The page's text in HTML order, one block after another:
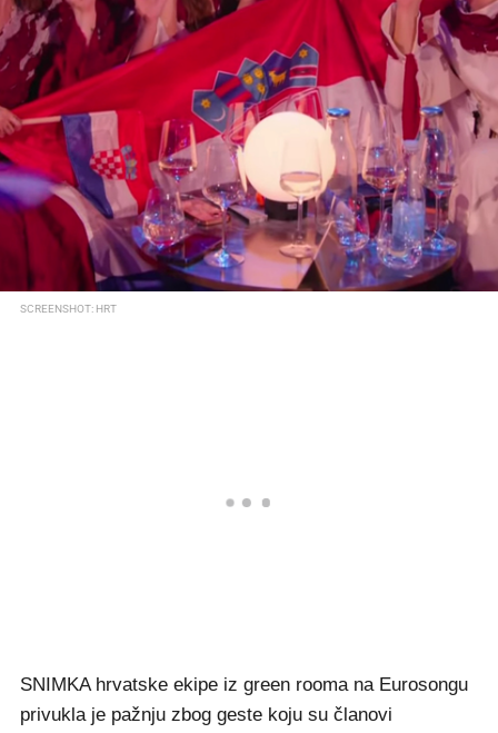
SCREENSHOT: HRT
SNIMKA hrvatske ekipe iz green rooma na Eurosongu
privukla je pažnju zbog geste koju su članovi